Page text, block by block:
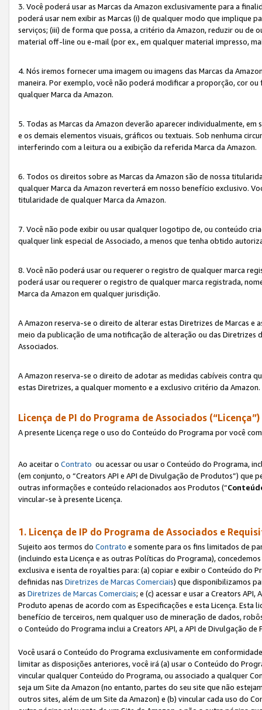
3. Você poderá usar as Marcas da Amazon exclusivamente para a
poderá usar nem exibir as Marcas (i) de qualquer modo que implique
serviços; (iii) de forma que possa, a critério da Amazon, reduzir ou de
material off-line ou e-mail (por ex., em qualquer material impresso,
4. Nós iremos fornecer uma imagem ou imagens das Marcas da
maneira. Por exemplo, você não poderá modificar a proporção, cor
qualquer Marca da Amazon.
5. Todas as Marcas da Amazon deverão aparecer individualmente,
e os demais elementos visuais, gráficos ou textuais. Sob nenhuma
interferindo com a leitura ou a exibição da referida Marca da Amazon.
6. Todos os direitos sobre as Marcas da Amazon são de nossa
qualquer Marca da Amazon reverterá em nosso benefício exclusivo.
titularidade de qualquer Marca da Amazon.
7. Você não pode exibir ou usar qualquer logotipo de, ou conteúdo
qualquer link especial de Associado, a menos que tenha obtido
8. Você não poderá usar ou requerer o registro de qualquer marca
poderá usar ou requerer o registro de qualquer marca registrada,
Marca da Amazon em qualquer jurisdição.
A Amazon reserva-se o direito de alterar estas Diretrizes de Marcas e
meio da publicação de uma notificação de alteração ou das Diretrizes
Associados.
A Amazon reserva-se o direito de adotar as medidas cabíveis contra
estas Diretrizes, a qualquer momento e a exclusivo critério da Amazon.
Licença de PI do Programa de Associados (“Licença”)
A presente Licença rege o uso do Conteúdo do Programa por você
Ao aceitar o Contrato ou acessar ou usar o Conteúdo do Programa,
(em conjunto, o “Creators API e API de Divulgação de Produtos”)
outras informações e conteúdo relacionados aos Produtos (“
vincular-se à presente Licença.
1. Licença de IP do Programa de Associados e
Sujeito aos termos do Contrato e somente para os fins limitados de
(incluindo esta Licença e as outras Políticas do Programa),
exclusiva e isenta de royalties para: (a) copiar e exibir o Conteúdo do
definidas nas Diretrizes de Marcas Comerciais) que disponibilizamos
as Diretrizes de Marcas Comerciais; e (c) acessar e usar a Creators
Produto apenas de acordo com as Especificações e esta Licença.
benefício de terceiros, nem qualquer uso de mineração de dados,
o Conteúdo do Programa inclui a Creators API, a API de Divulgação
Você usará o Conteúdo do Programa exclusivamente em
limitar as disposições anteriores, você irá (a) usar o Conteúdo do
vincular qualquer Conteúdo do Programa, ou associado a qualquer
seja um Site da Amazon (no entanto, partes do seu site que não
outros sites, além de um Site da Amazon) e (b) vincular cada uso do